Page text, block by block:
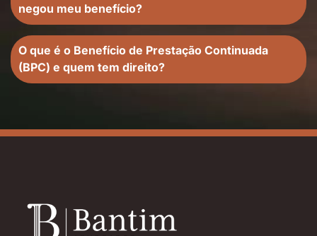
negou meu benefício?
O que é o Benefício de Prestação Continuada
(BPC) e quem tem direito?